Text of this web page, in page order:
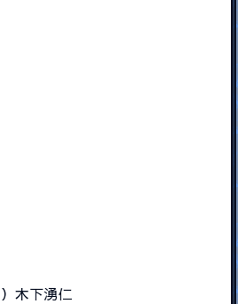
木下湧仁